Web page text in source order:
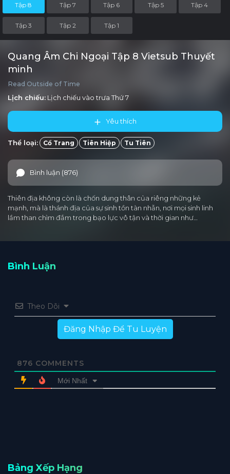
Tập 8 Tập 7 Tập 6 Tập 5 Tập 4
Tập 3 Tập 2 Tập 1
Quang Âm Chi Ngoại Tập 8 Vietsub Thuyết
minh
Read Outside of Time
Lịch chiếu: Lịch chiếu vào trưaThứ 7
Yêu thích
Thể loại: Cổ Trang Tiên Hiệp Tu Tiên
Bình luận (876)
Thiên địa không còn là chốn dung thân của riêng những kẻ
mạnh, mà là thánh địa của sự sinh tồn tàn nhẫn, nơi mọi sinh linh
lầm than chìm đắm trong bạo lực vô tận và thời gian như…
Bình Luận
Theo Dõi
Đăng Nhập Để Tu Luyện
876 COMMENTS
Mới Nhất
Bảng Xếp Hạng